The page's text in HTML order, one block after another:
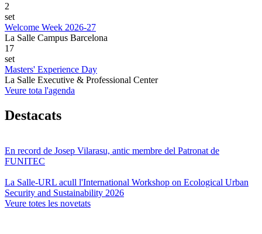
2
set
Welcome Week 2026-27
La Salle Campus Barcelona
17
set
Masters' Experience Day
La Salle Executive & Professional Center
Veure tota l'agenda
Destacats
En record de Josep Vilarasu, antic membre del Patronat de
FUNITEC
La Salle-URL acull l'International Workshop on Ecological Urban
Security and Sustainability 2026
Veure totes les novetats